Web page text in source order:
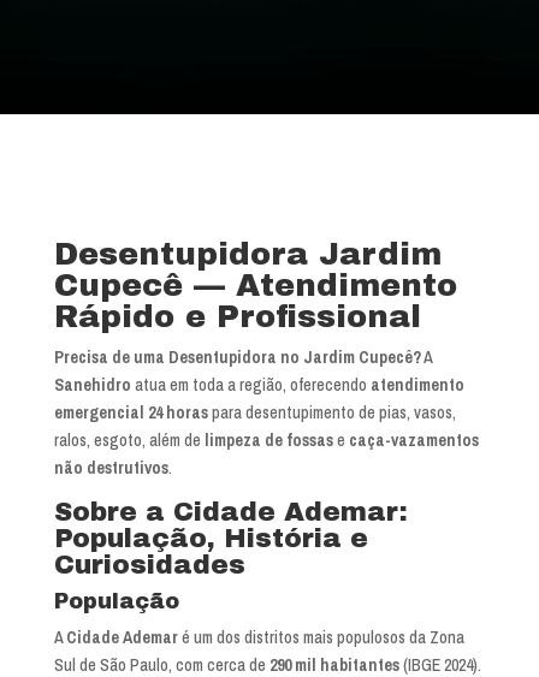
Desentupidora Jardim
Cupecê — Atendimento
Rápido e Profissional
Precisa de uma Desentupidora no Jardim Cupecê?A
Sanehidro atua em toda a região, oferecendo atendimento
emergencial 24 horaspara desentupimento de pias, vasos,
ralos, esgoto, além de limpeza de fossase caça-vazamentos
não destrutivos.
Sobre a Cidade Ademar:
População, História e
Curiosidades
População
ACidade Ademaré um dos distritos mais populosos da Zona
Sul de São Paulo, com cerca de 290 mil habitantes(IBGE 2024).